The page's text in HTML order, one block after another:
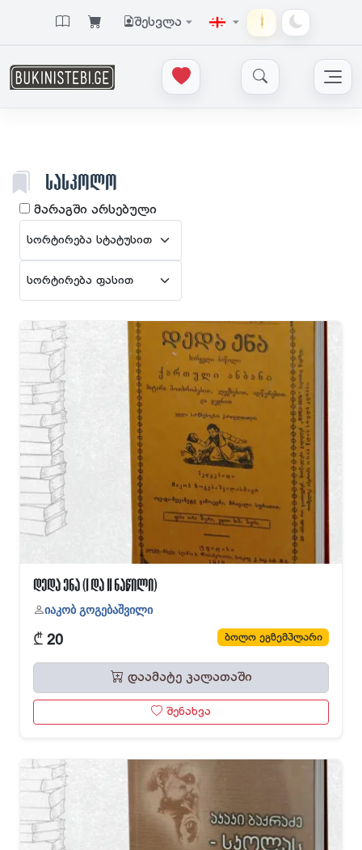
შესვლა
ᲡᲐᲡᲙᲝᲚᲝ
მარაგში არსებული
დედა ენა (I და II ნაწილი)
იაკობ გოგებაშვილი
₾ 20 ბოლო ეგზემპლარი
დაამატე კალათაში
შენახვა